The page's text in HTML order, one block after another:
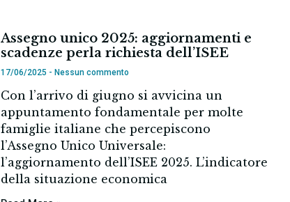
Assegno unico 2025: aggiornamenti e
scadenze perla richiesta dell’ISEE
17/06/2025 Nessun commento
Con l’arrivo di giugno si avvicina un
appuntamento fondamentale per molte
famiglie italiane che percepiscono
l’Assegno Unico Universale:
l’aggiornamento dell’ISEE 2025. L’indicatore
della situazione economica